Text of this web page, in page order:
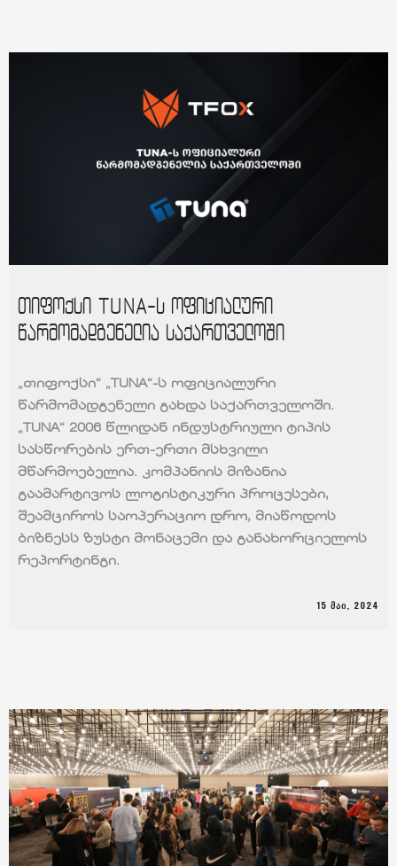
თიფოქსი TUNA-ს ოფიციალური
წარმომადგენელია საქართველოში
„თიფოქსი“ „TUNA“-ს ოფიციალური
წარმომადგენელი გახდა საქართველოში.
„TUNA“ 2006 წლიდან ინდუსტრიული ტიპის
სასწორების ერთ-ერთი მსხვილი
მწარმოებელია. კომპანიის მიზანია
გაამარტივოს ლოგისტიკური პროცესები,
შეამციროს საოპერაციო დრო, მიაწოდოს
ბიზნესს ზუსტი მონაცემი და განახორციელოს
რეპორტინგი.
15 ᲛᲐᲘ, 2024